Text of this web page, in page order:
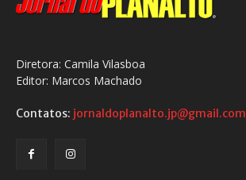
Diretora: Camila Vilasboa
Editor: Marcos Machado
Contatos: jornaldoplanalto.jp@gmail.com